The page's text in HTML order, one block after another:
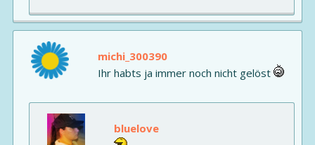
michi_300390
Ihr habts ja immer noch nicht gelöst
bluelove